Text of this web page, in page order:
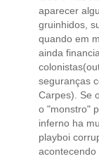
aparecer
gruinhidos,
quando em
ainda
seguranças
Carpes). Se
o "monstro"
inferno ha
playboi